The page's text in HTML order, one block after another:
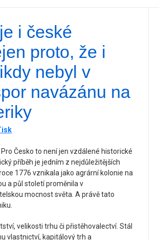
Ticker Tapeby TradingView
i české
proto, že i
nebyl v
navázánu na
Česko to není jen vzdálené historické
příběh je jedním z nejdůležitějších
1776 vznikala jako agrární kolonie na
a půl století proměnila v
mocnost světa. A právě tato
velikosti trhu či přistěhovalectví. Stál
vlastnictví, kapitálový trh a